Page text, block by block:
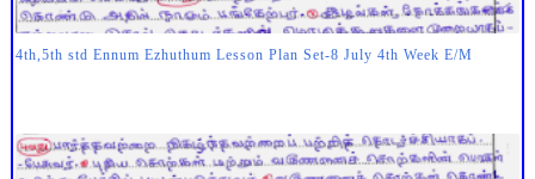
4th,5th std Ennum Ezhuthum Lesson Plan Set-8 July 4th Week E/M